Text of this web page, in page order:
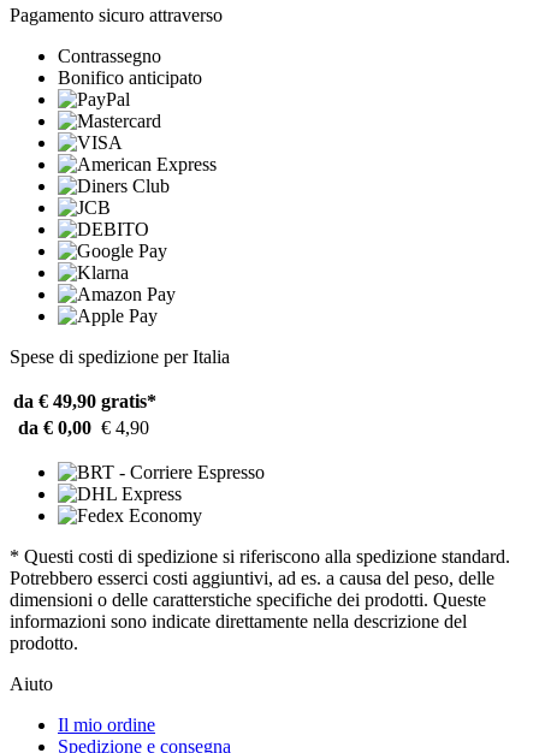
Pagamento sicuro attraverso
Contrassegno
Bonifico anticipato
Spese di spedizione per Italia
da € 49,90 gratis*
da € 0,00 € 4,90
* Questi costi di spedizione si riferiscono alla spedizione standard.
Potrebbero esserci costi aggiuntivi, ad es. a causa del peso, delle
dimensioni o delle caratterstiche specifiche dei prodotti. Queste
informazioni sono indicate direttamente nella descrizione del
prodotto.
Aiuto
Il mio ordine
Spedizione e consegna